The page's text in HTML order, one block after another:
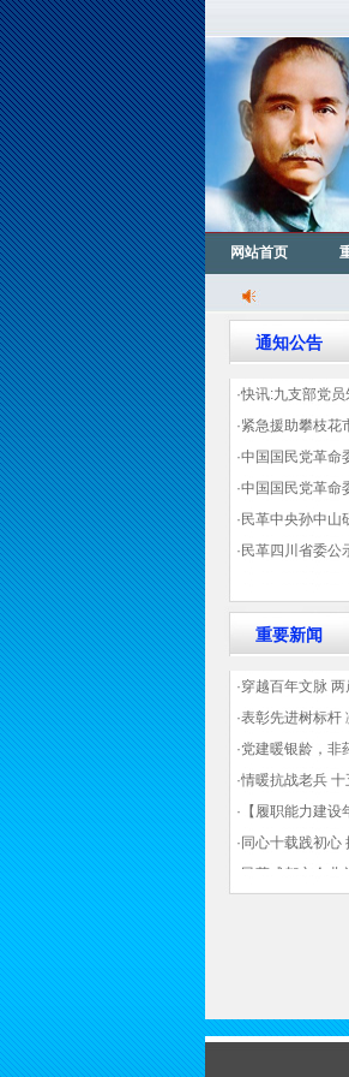
网站首页
通知公告
·紧急援助攀枝花
·民革四川省委公
重要新闻
·情暖抗战老兵